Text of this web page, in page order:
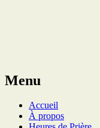
Menu
Accueil
À propos